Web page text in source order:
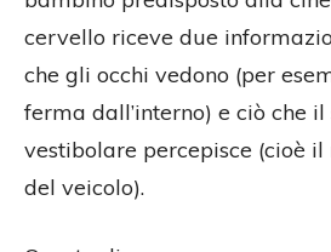
cervello riceve due
che gli occhi vedono (per
ferma dall’interno) e ciò che
vestibolare percepisce (cioè
del veicolo).